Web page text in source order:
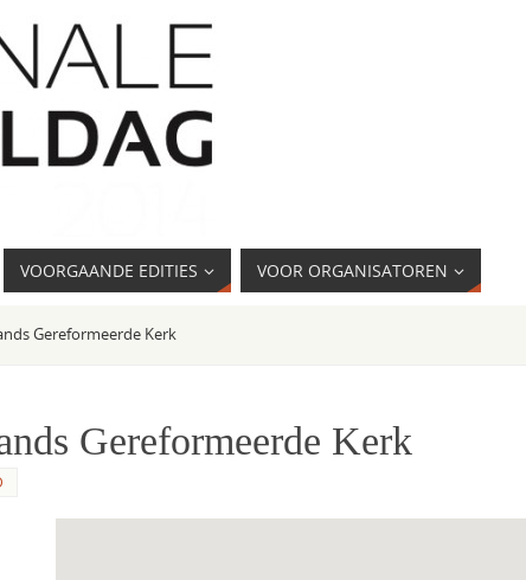
VOORGAANDE EDITIES VOOR ORGANISATOREN
Gereformeerde Kerk
Gereformeerde Kerk